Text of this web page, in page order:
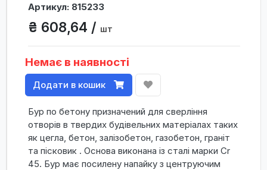
Артикул: 815233
₴ 608,64 / шт
Немає в наявності
Додати в кошик
Бур по бетону призначений для сверління
отворів в твердих будівельних матеріалах таких
як цегла, бетон, залізобетон, газобетон, граніт
та пісковик . Основа виконана із сталі марки Cr
45. Бур має посилену напайку з центруючим